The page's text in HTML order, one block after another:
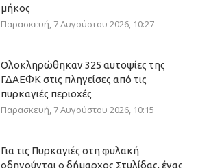
μήκος
Παρασκευή, 7 Αυγούστου 2026, 10:27
Ολοκληρώθηκαν 325 αυτοψίες της
ΓΔΑΕΦΚ στις πληγείσες από τις
πυρκαγιές περιοχές
Παρασκευή, 7 Αυγούστου 2026, 10:15
Για τις Πυρκαγιές στη φυλακή
οδηγούνται ο δήμαρχος Στυλίδας, ένας